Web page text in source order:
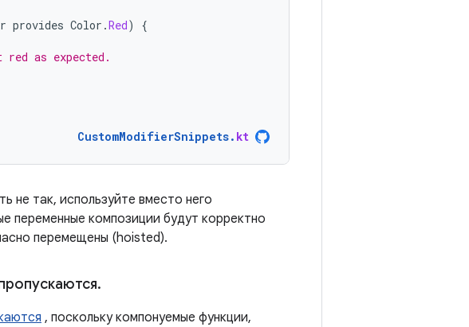
provides Color .Red) {
as expected.
CustomModifierSnippets. kt
не так, используйте вместо него
переменные композиции будут корректно
перемещены (hoisted).
.
, поскольку компонуемые функции,